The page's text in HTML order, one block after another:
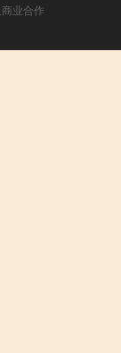
业合作